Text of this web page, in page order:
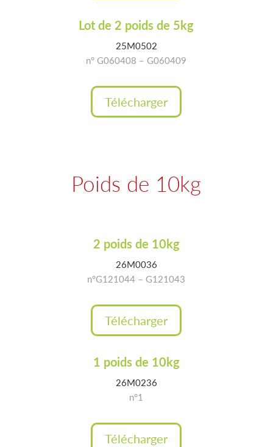
Lot de 2 poids de 5kg
25M0502
n° G060408 – G060409
Télécharger
Poids de 10kg
2 poids de 10kg
26M0036
n°G121044 – G121043
Télécharger
1 poids de 10kg
26M0236
n°1
Télécharger